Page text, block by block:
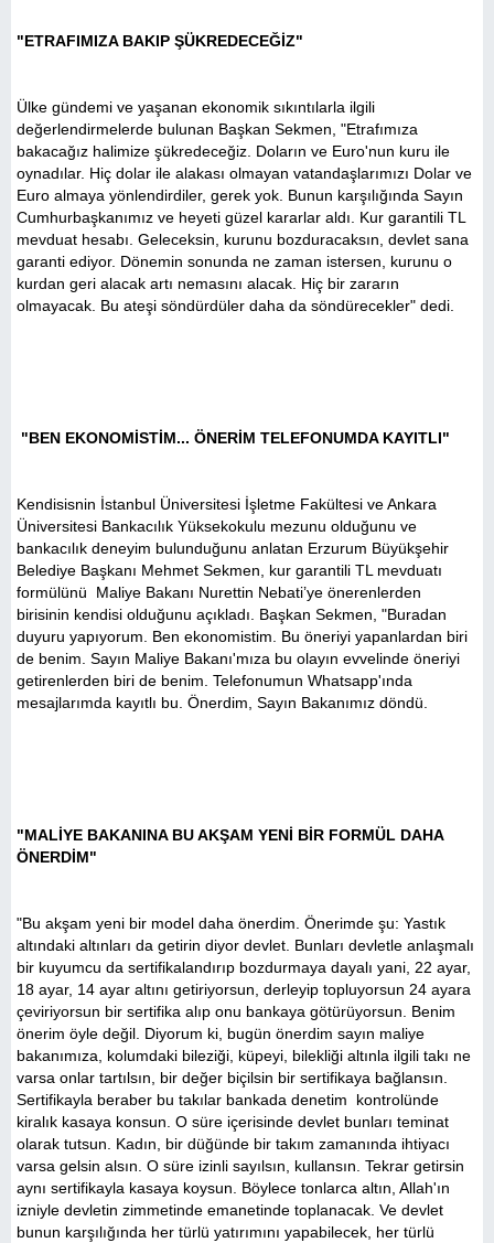
"ETRAFIMIZA BAKIP ŞÜKREDECEĞİZ"
Ülke gündemi ve yaşanan ekonomik sıkıntılarla ilgili
değerlendirmelerde bulunan Başkan Sekmen, "Etrafımıza
bakacağız halimize şükredeceğiz. Doların ve Euro'nun kuru ile
oynadılar. Hiç dolar ile alakası olmayan vatandaşlarımızı Dolar ve
Euro almaya yönlendirdiler, gerek yok. Bunun karşılığında Sayın
Cumhurbaşkanımız ve heyeti güzel kararlar aldı. Kur garantili TL
mevduat hesabı. Geleceksin, kurunu bozduracaksın, devlet sana
garanti ediyor. Dönemin sonunda ne zaman istersen, kurunu o
kurdan geri alacak artı nemasını alacak. Hiç bir zararın
olmayacak. Bu ateşi söndürdüler daha da söndürecekler" dedi.
"BEN EKONOMİSTİM... ÖNERİM TELEFONUMDA KAYITLI"
Kendisisnin İstanbul Üniversitesi İşletme Fakültesi ve Ankara
Üniversitesi Bankacılık Yüksekokulu mezunu olduğunu ve
bankacılık deneyim bulunduğunu anlatan Erzurum Büyükşehir
Belediye Başkanı Mehmet Sekmen, kur garantili TL mevduatı
formülünü Maliye Bakanı Nurettin Nebati’ye önerenlerden
birisinin kendisi olduğunu açıkladı. Başkan Sekmen, "Buradan
duyuru yapıyorum. Ben ekonomistim. Bu öneriyi yapanlardan biri
de benim. Sayın Maliye Bakanı'mıza bu olayın evvelinde öneriyi
getirenlerden biri de benim. Telefonumun Whatsapp'ında
mesajlarımda kayıtlı bu. Önerdim, Sayın Bakanımız döndü.
"MALİYE BAKANINA BU AKŞAM YENİ BİR FORMÜL DAHA
ÖNERDİM"
"Bu akşam yeni bir model daha önerdim. Önerimde şu: Yastık
altındaki altınları da getirin diyor devlet. Bunları devletle anlaşmalı
bir kuyumcu da sertifikalandırıp bozdurmaya dayalı yani, 22 ayar,
18 ayar, 14 ayar altını getiriyorsun, derleyip topluyorsun 24 ayara
çeviriyorsun bir sertifika alıp onu bankaya götürüyorsun. Benim
önerim öyle değil. Diyorum ki, bugün önerdim sayın maliye
bakanımıza, kolumdaki bileziği, küpeyi, bilekliği altınla ilgili takı ne
varsa onlar tartılsın, bir değer biçilsin bir sertifikaya bağlansın.
Sertifikayla beraber bu takılar bankada denetim kontrolünde
kiralık kasaya konsun. O süre içerisinde devlet bunları teminat
olarak tutsun. Kadın, bir düğünde bir takım zamanında ihtiyacı
varsa gelsin alsın. O süre izinli sayılsın, kullansın. Tekrar getirsin
aynı sertifikayla kasaya koysun. Böylece tonlarca altın, Allah'ın
izniyle devletin zimmetinde emanetinde toplanacak. Ve devlet
bunun karşılığında her türlü yatırımını yapabilecek, her türlü